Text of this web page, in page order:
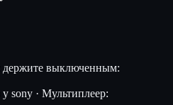
держите выключенным:
sony · Мультиплеер: